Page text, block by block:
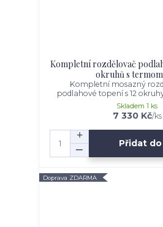
Kompletní rozdělovač
okruhů s
Kompletní mosazný
podlahové topení s 12
7 330 Kč/ks
Skladem 1 ks
Přidat
Doprava ZDARMA